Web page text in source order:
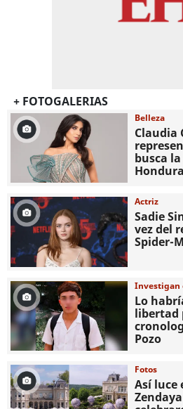
+ FOTOGALERIAS
Belleza
Claudia
busca
Actriz
Sadie
vez del
Spider-
Investigan
Lo
libertad
Pozo
Fotos
Así luce